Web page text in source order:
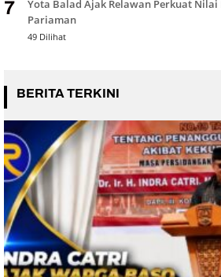
7
Yota Balad Ajak Relawan Perkuat Nilai
Pariaman
49 Dilihat
BERITA TERKINI